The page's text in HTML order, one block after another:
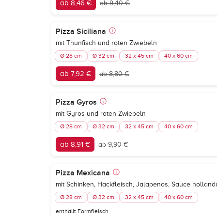
ab 8,46 € ab 9,40 €
Pizza Siciliana
mit Thunfisch und roten Zwiebeln
Ø 28 cm Ø 32 cm 32 x 45 cm 40 x 60 cm
ab 7,92 € ab 8,80 €
Pizza Gyros
mit Gyros und roten Zwiebeln
Ø 28 cm Ø 32 cm 32 x 45 cm 40 x 60 cm
ab 8,91 € ab 9,90 €
Pizza Mexicana
mit Schinken, Hackfleisch, Jalapenos, Sauce
Ø 28 cm Ø 32 cm 32 x 45 cm 40 x 60 cm
enthällt Formfleisch